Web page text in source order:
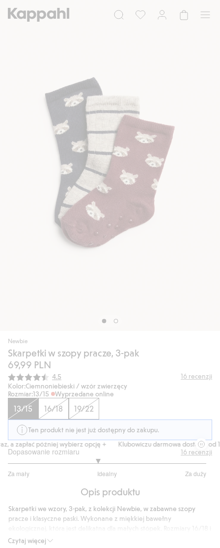
Newbie
Skarpetki w szopy pracze, 3-pak
69,99 PLN
Średnia ocena:
4.5 16 recenzji
Kolor:Ciemnoniebieski / wzór zwierzęcy
Rozmiar:13/15 Wyprzedane online
13/15 16/18 19/22
Ten produkt nie jest już dostępny do zakupu.
a zapłać później wybierz opcję +
Klubowiczu darmowa dostawa od
Dopasowanie rozmiaru
Za mały Idealny Za duży
na
10
głosów
16 recenzji
Opis produktu
Czytaj więcej
Skarpetki we wzory, 3-pak, z kolekcji Newbie, w zabawne szopy
pracze i klasyczne paski. Wykonane z miękkiej bawełny
19/22 mają zabezpieczenie antypoślizgowe zapewniające stabilność